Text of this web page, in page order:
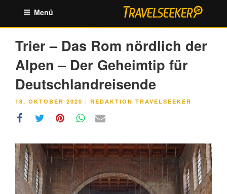
springen
Menü
Trier – Das Rom nördlich der
Alpen – Der Geheimtip für
Deutschlandreisende
VERÖFFENTLICHT
18. OKTOBER 2020 | REDAKTION TRAVELSEEKER